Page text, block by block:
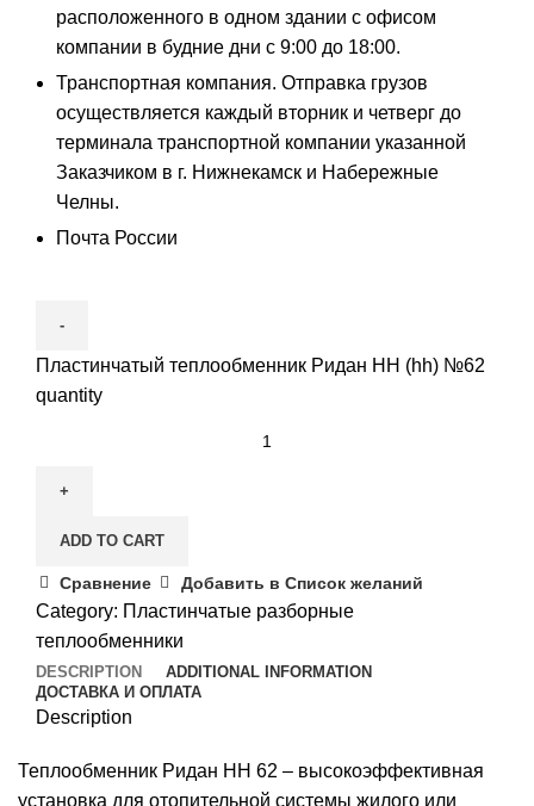
расположенного в одном здании с офисом
компании в будние дни с 9:00 до 18:00.
Транспортная компания. Отправка грузов
осуществляется каждый вторник и четверг до
терминала транспортной компании указанной
Заказчиком в г. Нижнекамск и Набережные
Челны.
Почта России
Пластинчатый теплообменник Ридан НН (hh) №62
quantity
ADD TO CART
Сравнение Добавить в Список желаний
Category: Пластинчатые разборные
теплообменники
DESCRIPTION
ADDITIONAL INFORMATION
ДОСТАВКА И ОПЛАТА
Description
Теплообменник Ридан НН 62 – высокоэффективная
установка для отопительной системы жилого или